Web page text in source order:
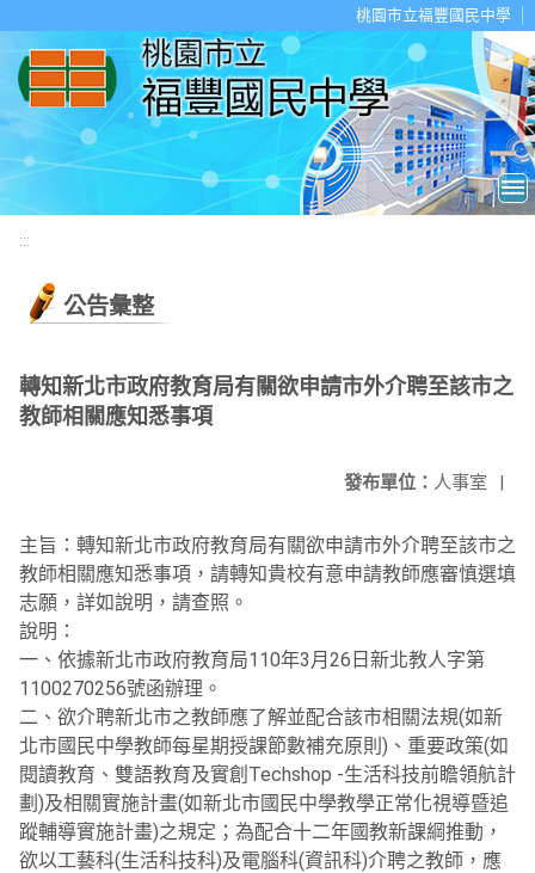
桃園市立福豐國民中學
:::
公告彙整
轉知新北市政府教育局有關欲申請市外介聘至該市之
教師相關應知悉事項
發布單位： 人事室 |
主旨：轉知新北市政府教育局有關欲申請市外介聘至該市之
教師相關應知悉事項，請轉知貴校有意申請教師應審慎選填
志願，詳如說明，請查照。
說明：
一、依據新北市政府教育局110年3月26日新北教人字第
1100270256號函辦理。
二、欲介聘新北市之教師應了解並配合該市相關法規(如新
北市國民中學教師每星期授課節數補充原則)、重要政策(如
閱讀教育、雙語教育及實創Techshop -生活科技前瞻領航計
劃)及相關實施計畫(如新北市國民中學教學正常化視導暨追
蹤輔導實施計畫)之規定；為配合十二年國教新課綱推動，
欲以工藝科(生活科技科)及電腦科(資訊科)介聘之教師，應